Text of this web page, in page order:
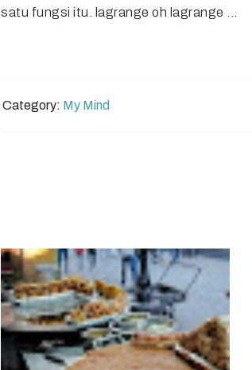
satu fungsi itu. lagrange oh lagrange ...
Category: My Mind